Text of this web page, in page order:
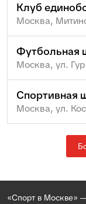
Клуб
Москва,
Футбольная
Москва, ул.
Спортивная
Москва, ул.
«Спорт в Москве»